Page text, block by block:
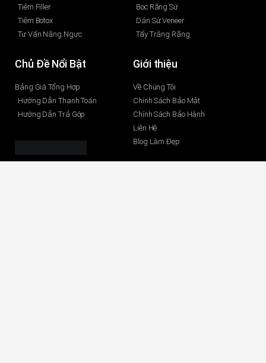
Tiêm Filler
Tiêm Botox
Tư Vấn Nâng Ngực
Bọc Răng Sứ
Dán Sứ Veneer
Tẩy Trắng Răng
Chủ Đề Nổi Bật
Bảng Giá Tổng Hợp
Hướng Dẫn Thanh Toán
Hướng Dẫn Trả Góp
Giới thiệu
Về Chúng Tôi
Chính Sách Bảo Mật
Chính Sách Bảo Hành
Liên Hệ
Blog Làm Đẹp